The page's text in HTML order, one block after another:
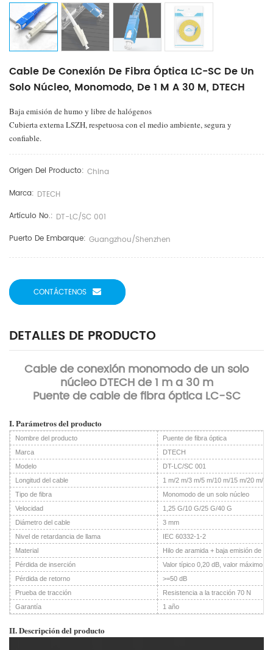
Cable De Conexión De Fibra Óptica LC-SC De Un
Solo Núcleo, Monomodo, De 1 M A 30 M, DTECH
Baja emisión de humo y libre de halógenos
Cubierta externa LSZH, respetuosa con el medio ambiente, segura y
confiable.
Origen Del Producto: China
Marca: DTECH
Artículo No.: DT-LC/SC 001
Puerto De Embarque: Guangzhou/Shenzhen
CONTÁCTENOS
DETALLES DE PRODUCTO
Cable de conexión monomodo de un solo
núcleo DTECH de 1 m a 30 m
Puente de cable de fibra óptica LC-SC
I. Parámetros del producto
Nombre del producto
Puente de fibra óptica
Marca
DTECH
Modelo
DT-LC/SC 001
Longitud del cable
1 m/2 m/3 m/5 m/10 m/15 m/20 m/25
Tipo de fibra
Monomodo de un solo núcleo
Velocidad
1,25 G/10 G/25 G/40 G
Diámetro del cable
3 mm
Nivel de retardancia de llama
IEC 60332-1-2
Material
Hilo de aramida + baja emisión de
Pérdida de inserción
Valor típico 0,20 dB, valor máximo
Pérdida de retorno
>=50 dB
Prueba de tracción
Resistencia a la tracción 70 N
Garantía
1 año
II. Descripción del producto